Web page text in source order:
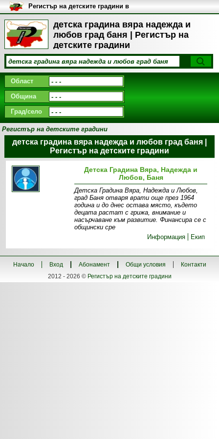
детска градина вяра надежда и
любов град баня | Регистър на
детските градини
Регистър на детските градини в
България
Област
Община
Град/село
Регистър на детските градини
детска градина вяра надежда и любов град баня |
Регистър на детските градини
Детска Градина Вяра, Надежда и
Любов, Баня
Детска Градина Вяра, Надежда и Любов,
град Баня отваря врати още през 1964
година и до днес остава място, където
децата растат с грижа, внимание и
насърчаване към развитие. Финансира се с
общински сре
Информация
Екип
Начало Вход Абонамент Общи условия
Контакти
2012 - 2026 © Регистър на детските градини